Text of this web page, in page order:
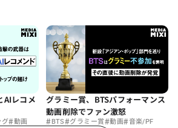
AIレコメ
グ#動画
グラミー賞、BTSパフォーマンス
動画削除でファン激怒
# BTS#グラミー賞#動画#音楽/PF